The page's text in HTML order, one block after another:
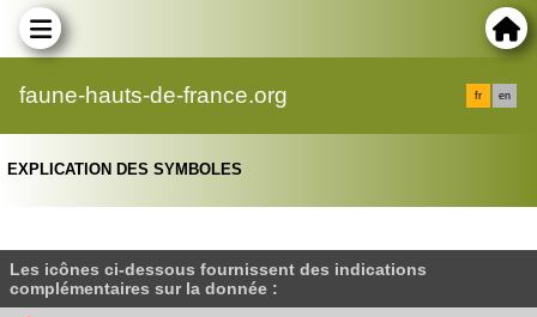
faune-hauts-de-france.org fr en
EXPLICATION DES SYMBOLES
Les icônes ci-dessous fournissent des indications
complémentaires sur la donnée :